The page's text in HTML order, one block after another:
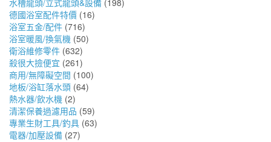
水槽龍頭/立式龍頭&設備 (198)
德國浴室配件特價 (16)
浴室五金/配件 (716)
浴室暖風/換氣機 (50)
衛浴維修零件 (632)
殺很大撿便宜 (261)
商用/無障礙空間 (100)
地板/浴缸落水頭 (64)
熱水器/飲水機 (2)
清潔保養過濾用品 (59)
專業生財工具/釣具 (63)
電器/加壓設備 (27)